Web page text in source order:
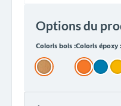
Options du
Coloris bois :Coloris époxy :